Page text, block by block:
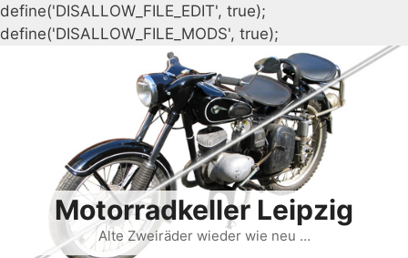
define('DISALLOW_FILE_EDIT', true);
define('DISALLOW_FILE_MODS', true);
Inhalt
springen
Motorradkeller Leipzig
Alte Zweiräder wieder wie neu …